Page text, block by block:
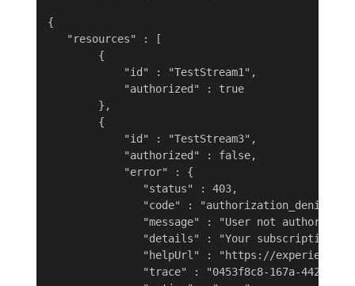
{
   "resources" : [
        {
            "id" : "TestStream1",
            "authorized" : true
        },
        {
            "id" : "TestStream3",
            "authorized" : false,
            "error" : {
               "status" : 403,
"code" :
"message" : "User not
"details" : "Your subscription
"helpUrl" : "https://
"trace" : "0453f8c8-167a-4429-